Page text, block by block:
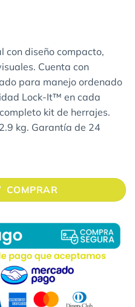
con diseño compacto,
Cuenta con
para manejo ordenado
Lock-It™ en cada
kit de herrajes.
kg. Garantía de 24
PARA PROYECTOR TECHO
COMPRAR